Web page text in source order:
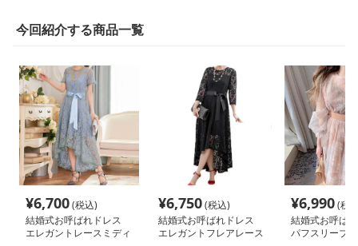
今回紹介する商品一覧
¥6,700(税込)
結婚式お呼ばれドレス
エレガントレースミディ
¥6,750(税込)
結婚式お呼ばれドレス
エレガントフレアレース
¥6,990(税
結婚式お呼ば
パフスリーブ